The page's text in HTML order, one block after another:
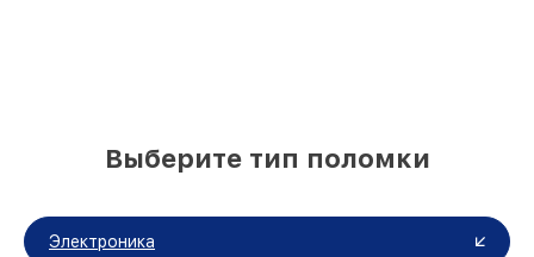
Выберите тип поломки
Электроника